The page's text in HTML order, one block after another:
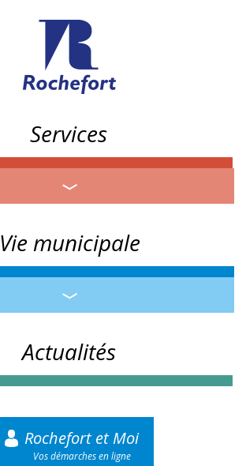
Services
Vie municipale
Actualités
Rochefort et Moi
Vos démarches en ligne